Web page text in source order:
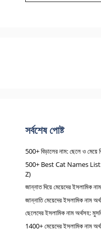
সর্বশেষ পোষ্ট
500+ বিড়ালের নাম: ছেলে ও মেয়ে
500+ Best Cat Names
Z)
জান্নাত দিয়ে মেয়েদের ইসলামিক
জান্নাতি মেয়েদের ইসলামিক নাম
ছেলেদের ইসলামিক নাম অর্থসহ:
1400+ মেয়েদের ইসলামিক